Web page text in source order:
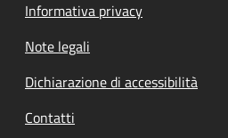
Informativa privacy
Note legali
Dichiarazione di accessibilità
Contatti